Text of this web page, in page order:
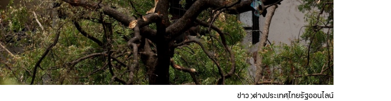
ข่าว ต่างประเทศไทยรัฐออนไลน์